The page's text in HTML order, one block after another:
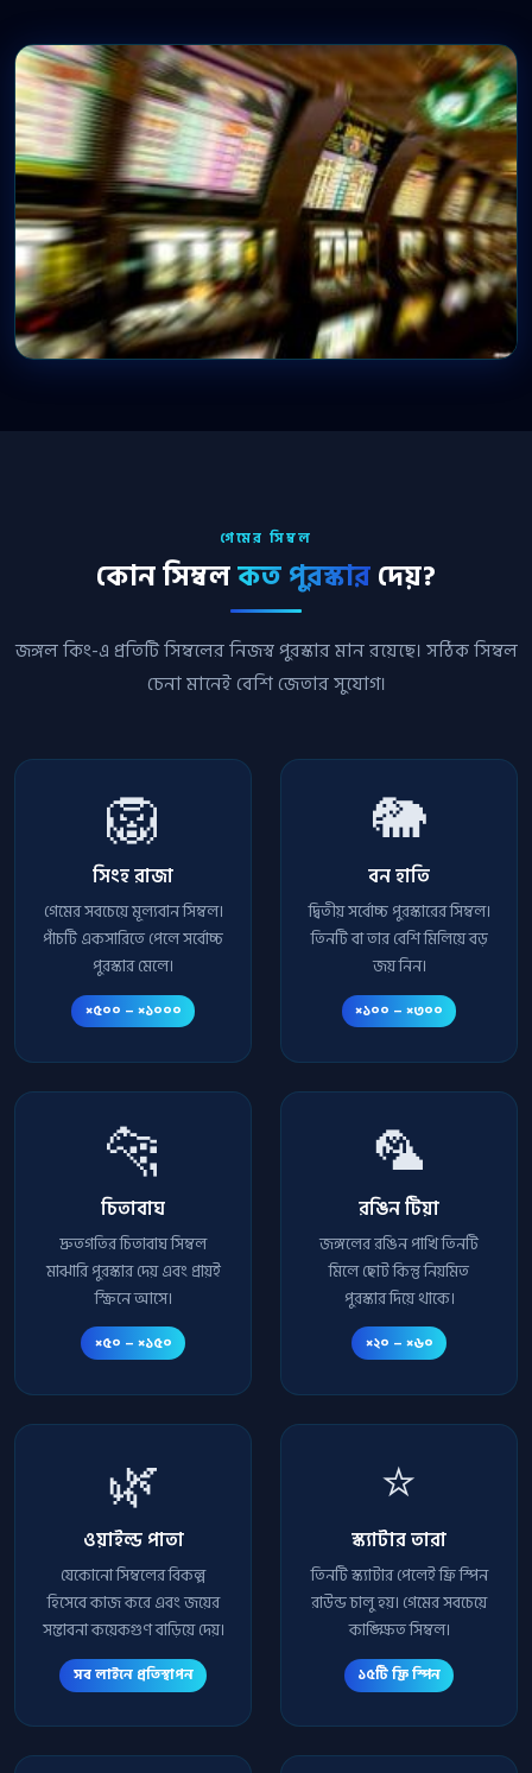
গেমের সিম্বল
কোন সিম্বলকত পুরস্কারদেয়?
জঙ্গল কিং-এ প্রতিটি সিম্বলের নিজস্ব পুরস্কার মান রয়েছে। সঠিক সিম্বল
চেনা মানেই বেশি জেতার সুযোগ।
🦁
সিংহ রাজা
গেমের সবচেয়ে মূল্যবান সিম্বল।
পাঁচটি একসারিতে পেলে সর্বোচ্চ
পুরস্কার মেলে।
×৫০০ – ×১০০০
🐘
বন হাতি
দ্বিতীয় সর্বোচ্চ পুরস্কারের সিম্বল।
তিনটি বা তার বেশি মিলিয়ে বড়
জয় নিন।
×১০০ – ×৩০০
🐆
চিতাবাঘ
দ্রুতগতির চিতাবাঘ সিম্বল
মাঝারি পুরস্কার দেয় এবং প্রায়ই
স্ক্রিনে আসে।
×৫০ – ×১৫০
🦜
রঙিন টিয়া
জঙ্গলের রঙিন পাখি তিনটি
মিলে ছোট কিন্তু নিয়মিত
পুরস্কার দিয়ে থাকে।
×২০ – ×৬০
🌿
ওয়াইল্ড পাতা
যেকোনো সিম্বলের বিকল্প
হিসেবে কাজ করে এবং জয়ের
সম্ভাবনা কয়েকগুণ বাড়িয়ে দেয়।
সব লাইনে প্রতিস্থাপন
⭐
স্ক্যাটার তারা
তিনটি স্ক্যাটার পেলেই ফ্রি স্পিন
রাউন্ড চালু হয়। গেমের সবচেয়ে
কাঙ্ক্ষিত সিম্বল।
১৫টি ফ্রি স্পিন